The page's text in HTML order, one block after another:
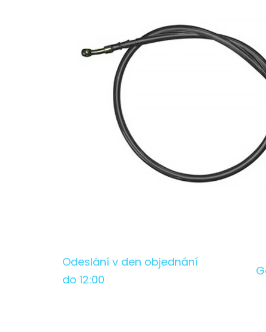
Odeslání v den objednání
do 12:00